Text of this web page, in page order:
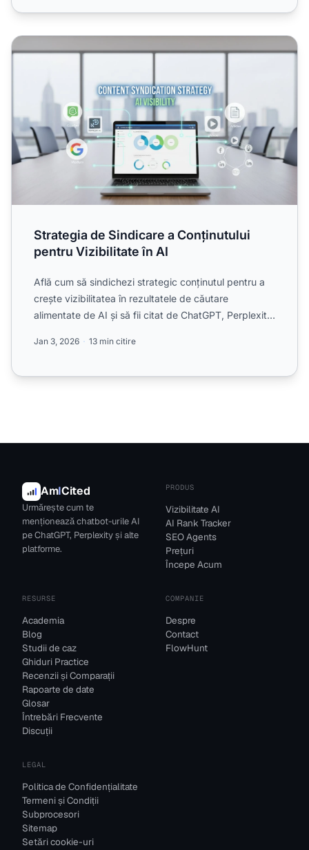
Strategia de Sindicare a Conținutului pentru Vizibilitate în
Strategia de Sindicare a Conținutului
pentru Vizibilitate în AI
Află cum să sindichezi strategic conținutul pentru a
crește vizibilitatea în rezultatele de căutare
alimentate de AI și să fii citat de ChatGPT, Perplexity
Jan 3, 2026 13 min citire
AmICited
Urmărește cum te
menționează chatbot-urile AI
pe ChatGPT, Perplexity și alte
platforme.
PRODUS
Vizibilitate AI
AI Rank Tracker
SEO Agents
Prețuri
Începe Acum
RESURSE
Academia
Blog
Studii de caz
Ghiduri Practice
Recenzii și Comparații
Rapoarte de date
Glosar
Întrebări Frecvente
Discuții
COMPANIE
Despre
Contact
FlowHunt
LEGAL
Politica de Confidențialitate
Termeni și Condiții
Subprocesori
Sitemap
Setări cookie-uri